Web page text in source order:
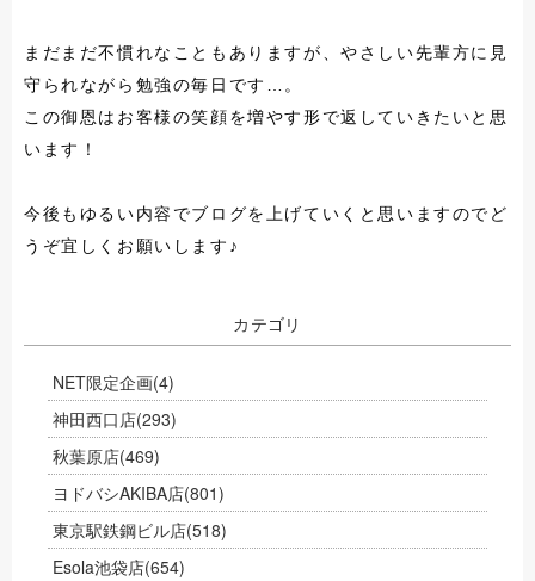
まだまだ不慣れなこともありますが、やさしい先輩方に見
守られながら勉強の毎日です…。
この御恩はお客様の笑顔を増やす形で返していきたいと思
います！
今後もゆるい内容でブログを上げていくと思いますのでど
うぞ宜しくお願いします♪
カテゴリ
NET限定企画(4)
神田西口店(293)
秋葉原店(469)
ヨドバシAKIBA店(801)
東京駅鉄鋼ビル店(518)
Esola池袋店(654)